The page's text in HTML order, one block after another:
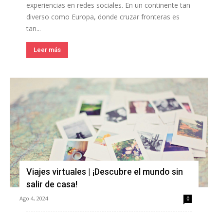
experiencias en redes sociales. En un continente tan
diverso como Europa, donde cruzar fronteras es
tan...
Leer más
Viajes virtuales | ¡Descubre el mundo sin
salir de casa!
Ago 4, 2024 0